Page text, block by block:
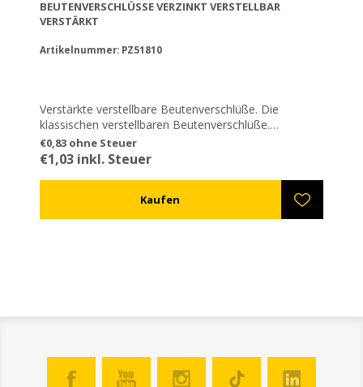
BEUTENVERSCHLÜSSE VERZINKT VERSTELLBAR V
ERSTÄRKT
Artikelnummer: PZ51810
Verstärkte verstellbare Beutenverschlüße. Die
klassischen verstellbaren Beutenverschlüße.
Verstellbar, sodass sie in verschiedenen Höhen
einschnappen können (z.B. wenn eine Trennplatte
Griechenland. Verzinkt um Rosten zu vermeiden.
€0,83 ohne Steuer
€1,03 inkl. Steuer